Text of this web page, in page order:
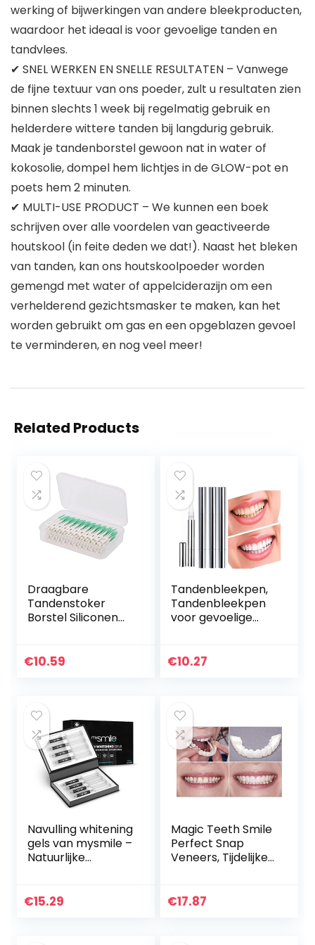
werking of bijwerkingen van andere bleekproducten,
waardoor het ideaal is voor gevoelige tanden en
tandvlees.
✔ SNEL WERKEN EN SNELLE RESULTATEN – Vanwege
de fijne textuur van ons poeder, zult u resultaten zien
binnen slechts 1 week bij regelmatig gebruik en
helderdere wittere tanden bij langdurig gebruik.
Maak je tandenborstel gewoon nat in water of
kokosolie, dompel hem lichtjes in de GLOW-pot en
poets hem 2 minuten.
✔ MULTI-USE PRODUCT – We kunnen een boek
schrijven over alle voordelen van geactiveerde
houtskool (in feite deden we dat!). Naast het bleken
van tanden, kan ons houtskoolpoeder worden
gemengd met water of appelciderazijn om een ​​
verhelderend gezichtsmasker te maken, kan het
worden gebruikt om gas en een opgeblazen gevoel
te verminderen, en nog veel meer!
Related Products
Draagbare
Tandenstoker
Borstel Siliconen
Mondhygiëne
€10.59
Tandenbleekpen,
Tandenbleekpen
voor gevoelige
Tanden bleken
€10.27
Navulling whitening
gels van mysmile –
Natuurlijke
zonder peroxide –
€15.29
Magic Teeth Smile
Perfect Snap
Veneers, Tijdelijke
Instant
€17.87